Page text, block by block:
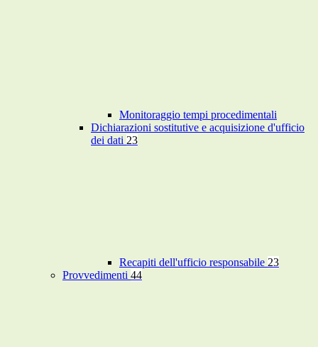
Monitoraggio tempi procedimentali
Dichiarazioni sostitutive e acquisizione d'ufficio
dei dati 23
Recapiti dell'ufficio responsabile 23
Provvedimenti 44